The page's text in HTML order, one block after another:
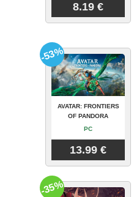
8.19 €
AVATAR: FRONTIERS
OF PANDORA
PC
13.99 €
-53%
-35%